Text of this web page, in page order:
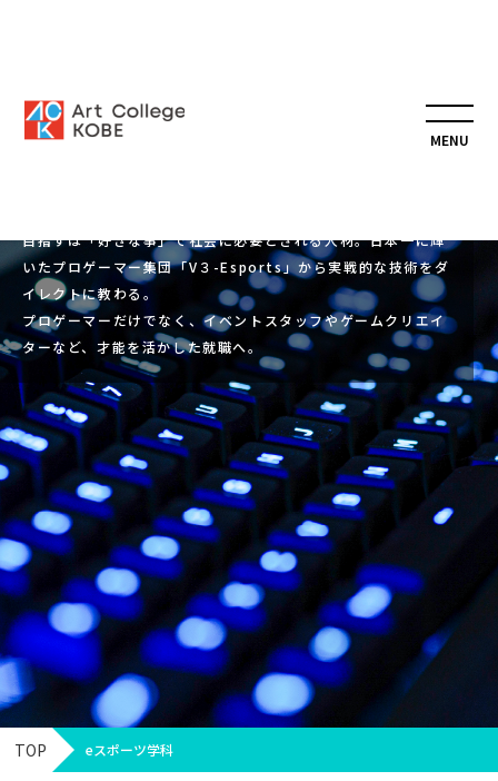
専門
eスポーツ学科
目指すは「好きな事」で社会に必要とされる人材。日本一に輝
いたプロゲーマー集団「V３-Esports」から実戦的な技術をダ
イレクトに教わる。
プロゲーマーだけでなく、イベントスタッフやゲームクリエイ
ターなど、才能を活かした就職へ。
TOP eスポーツ学科